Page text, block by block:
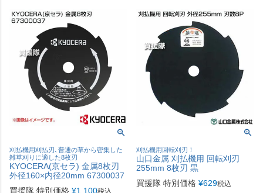
刈払機用刈払刃､普通の草から密集した
雑草刈りに適した8枚刃
KYOCERA(京セラ) 金属8枚刃
外径160×内径20mm 67300037
買援隊 特別価格 ¥1,100
刈払機用回転刈刃！
山口金属 刈払機用 回転刈刃
255mm 8枚刃 黒
買援隊 特別価格 ¥629税込